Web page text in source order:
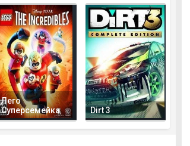
Лего
Суперсемейка
Dirt 3